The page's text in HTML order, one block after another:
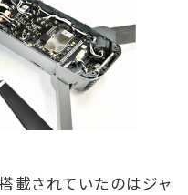
載されていたのはジャ